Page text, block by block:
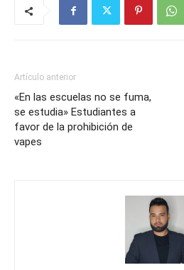
Artículo anterior
«En las escuelas no se fuma,
se estudia» Estudiantes a
favor de la prohibición de
vapes